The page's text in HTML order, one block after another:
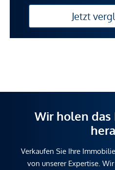
Jetzt
Wir holen das
Verkaufen Sie Ihre
von unserer Expertise.